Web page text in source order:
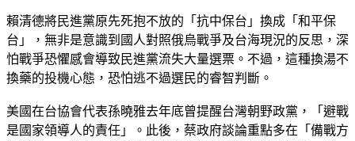
賴清德將民進黨原先死抱不放的「抗中保台」換成「和平保
台」，無非是意識到國人對照俄烏戰爭及台海現況的反思，深
怕戰爭恐懼感會導致民進黨流失大量選票。不過，這種換湯不
換藥的投機心態，恐怕逃不過選民的睿智判斷。
美國在台協會代表孫曉雅去年底曾提醒台灣朝野政黨，「避戰
是國家領導人的責任」。此後，蔡政府談論重點多在「備戰方